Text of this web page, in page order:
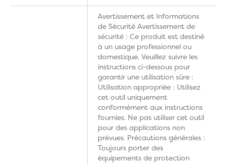
Avertissement et Informations
de Sécurité Avertissement de
sécurité : Ce produit est destiné
à un usage professionnel ou
domestique. Veuillez suivre les
instructions ci-dessous pour
garantir une utilisation sûre :
Utilisation appropriée : Utilisez
cet outil uniquement
conformément aux instructions
fournies. Ne pas utiliser cet outil
pour des applications non
prévues. Précautions générales :
Toujours porter des
équipements de protection